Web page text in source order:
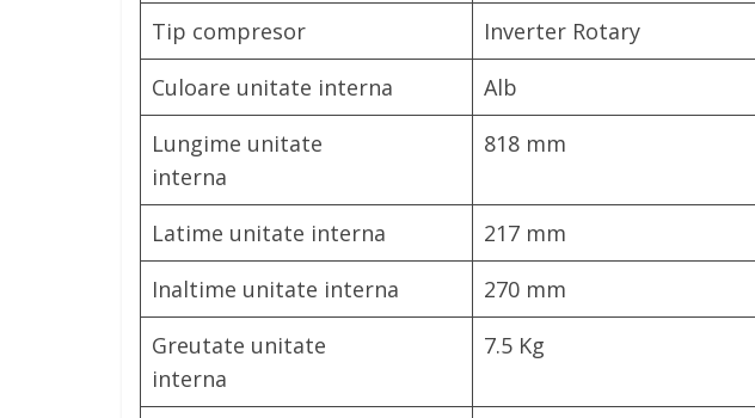
Tip compresor
Inverter Rotary
Culoare unitate interna
Alb
Lungime unitate
interna
818 mm
Latime unitate interna
217 mm
Inaltime unitate interna
270 mm
Greutate unitate
interna
7.5 Kg